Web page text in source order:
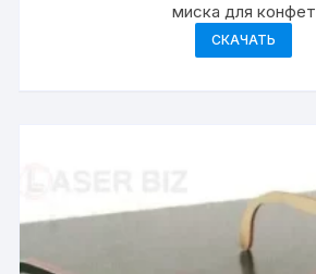
миска для конфет
СКАЧАТЬ